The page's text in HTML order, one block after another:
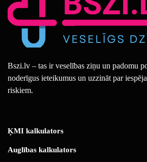
Bszi.lv – tas ir veselības ziņu un padomu
noderīgus ieteikumus un uzzināt par
riskiem.
ĶMI kalkulators
Auglības kalkulators